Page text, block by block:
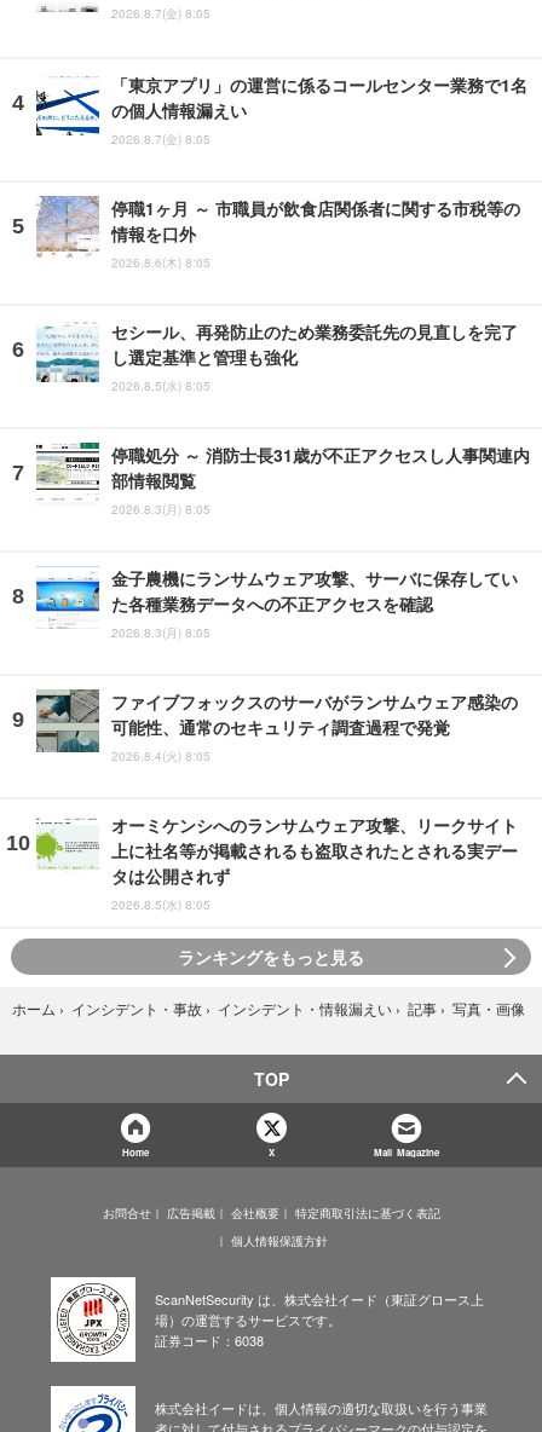
2026.8.7(金) 8:05
「東京アプリ」の運営に係るコールセンター業務で1名
の個人情報漏えい
2026.8.7(金) 8:05
停職1ヶ月 ～ 市職員が飲食店関係者に関する市税等の
情報を口外
2026.8.6(木) 8:05
セシール、再発防止のため業務委託先の見直しを完了
し選定基準と管理も強化
2026.8.5(水) 8:05
停職処分 ～ 消防士長31歳が不正アクセスし人事関連内
部情報閲覧
2026.8.3(月) 8:05
金子農機にランサムウェア攻撃、サーバに保存してい
た各種業務データへの不正アクセスを確認
2026.8.3(月) 8:05
ファイブフォックスのサーバがランサムウェア感染の
可能性、通常のセキュリティ調査過程で発覚
2026.8.4(火) 8:05
オーミケンシへのランサムウェア攻撃、リークサイト
上に社名等が掲載されるも盗取されたとされる実デー
タは公開されず
2026.8.5(水) 8:05
ランキングをもっと見る
ホーム › インシデント・事故 › インシデント・情報漏えい › 記事 › 写真・画像
TOP
Home X Mail Magazine
お問合せ 広告掲載 会社概要
特定商取引法に基づく表記
個人情報保護方針
ScanNetSecurity は、株式会社イード（東証グロース上
場）の運営するサービスです。
証券コード：6038
株式会社イードは、個人情報の適切な取扱いを行う事業